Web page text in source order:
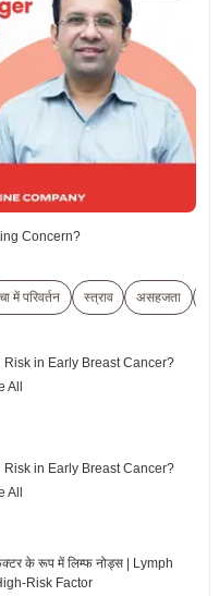
Concern?
में परिवर्तन स्त्राव असहजता
Risk in Early Breast Cancer?
All
Risk in Early Breast Cancer?
All
के रूप में लिम्फ नोड्स | Lymph
Risk Factor